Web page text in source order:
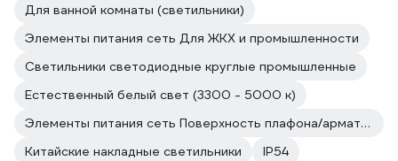
Для ванной комнаты (светильники)
Элементы питания сеть Для ЖКХ и промышленности
Светильники светодиодные круглые промышленные
Естественный белый свет (3300 - 5000 к)
Элементы питания сеть Поверхность плафона/арматуры матовая/матовая
Китайские накладные светильники
IP54